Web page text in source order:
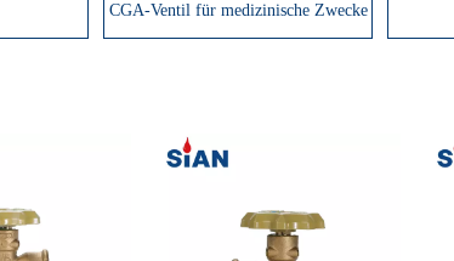
CGA-Ventil für medizinische Zwecke